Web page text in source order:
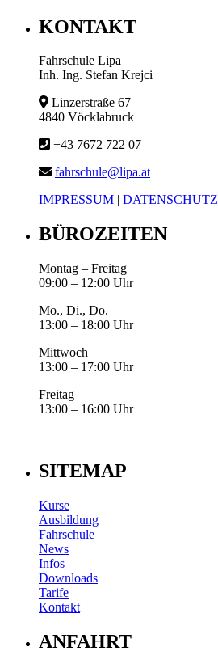
KONTAKT
Fahrschule Lipa
Inh. Ing. Stefan Krejci
Linzerstraße 67
4840 Vöcklabruck
+43 7672 722 07
fahrschule@lipa.at
IMPRESSUM | DATENSCHUTZ
BÜROZEITEN
Montag – Freitag
09:00 – 12:00 Uhr
Mo., Di., Do.
13:00 – 18:00 Uhr
Mittwoch
13:00 – 17:00 Uhr
Freitag
13:00 – 16:00 Uhr
SITEMAP
Kurse
Ausbildung
Fahrschule
News
Infos
Downloads
Tarife
Kontakt
ANFAHRT